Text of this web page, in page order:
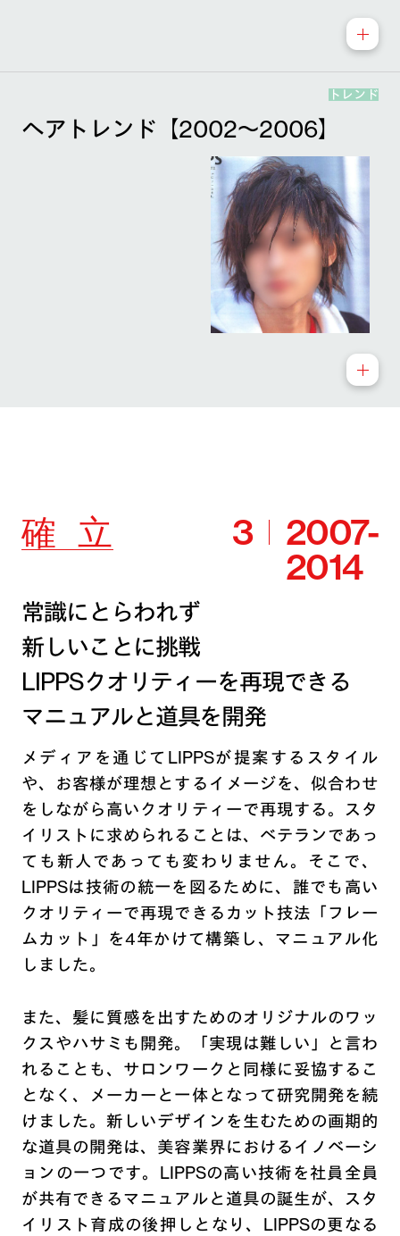
トレンド
ヘアトレンド【2002～2006】
確 立 3 2007-
2014
常識にとらわれず
新しいことに挑戦
LIPPSクオリティーを再現できる
マニュアルと道具を開発
メディアを通じてLIPPSが提案するスタイル
や、お客様が理想とするイメージを、似合わせ
をしながら高いクオリティーで再現する。スタ
イリストに求められることは、ベテランであっ
ても新人であっても変わりません。そこで、
LIPPSは技術の統一を図るために、誰でも高い
クオリティーで再現できるカット技法「フレー
ムカット」を4年かけて構築し、マニュアル化
しました。
また、髪に質感を出すためのオリジナルのワッ
クスやハサミも開発。「実現は難しい」と言わ
れることも、サロンワークと同様に妥協するこ
となく、メーカーと一体となって研究開発を続
けました。新しいデザインを生むための画期的
な道具の開発は、美容業界におけるイノベーシ
ョンの一つです。LIPPSの高い技術を社員全員
が共有できるマニュアルと道具の誕生が、スタ
イリスト育成の後押しとなり、LIPPSの更なる